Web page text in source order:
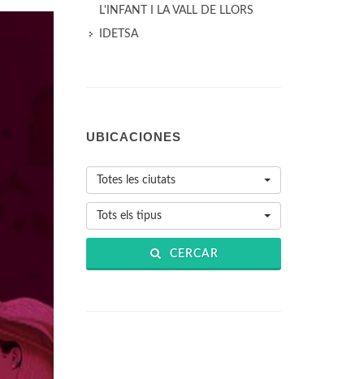
L'INFANT I LA VALL DE LLORS
IDETSA
UBICACIONES
Totes les ciutats
Tots els tipus
CERCAR